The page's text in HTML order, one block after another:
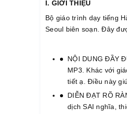
I. GIỚI THIỆU
Bộ giáo trình dạy tiếng
Seoul biên soạn. Đây
NỘI DUNG ĐẦY
MP3. Khác với
tiết ạ. Điều này
DIỄN ĐẠT RÕ
dịch SAI nghĩa,